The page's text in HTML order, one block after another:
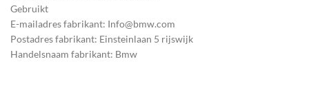
Gebruikt
E-mailadres fabrikant: Info@bmw.com
Postadres fabrikant: Einsteinlaan 5 rijswijk
Handelsnaam fabrikant: Bmw